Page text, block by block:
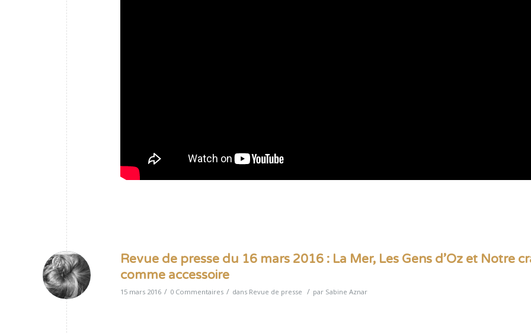
Revue de presse du 16 mars 2016 : La Mer, Les Gens d’Oz et Notre
comme accessoire
15 mars 2016 / 0 Commentaires / dans Revue de presse / par Sabine Aznar